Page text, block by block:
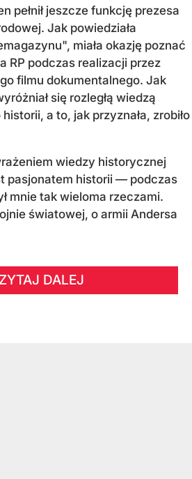
pełnił jeszcze funkcję prezesa
Jak powiedziała
miała okazję poznać
RP podczas realizacji przez
filmu dokumentalnego. Jak
się rozległą wiedzą
a to, jak przyznała, zrobiło
wiedzy historycznej
pasjonatem historii — podczas
mnie tak wieloma rzeczami.
światowej, o armii Andersa
DALEJ